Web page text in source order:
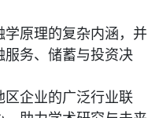
原理的复杂内涵，并
服务、储蓄与投资决
区企业的广泛行业联